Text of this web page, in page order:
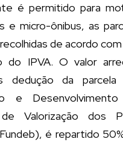
é permitido para
e micro-ônibus, as
de acordo
do IPVA. O valor
dedução da
e
Valorização dos
é repartido